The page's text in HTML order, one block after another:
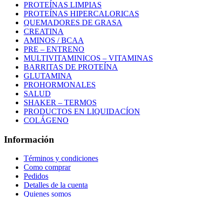
PROTEÍNAS LIMPIAS
PROTEÍNAS HIPERCALORICAS
QUEMADORES DE GRASA
CREATINA
AMINOS / BCAA
PRE – ENTRENO
MULTIVITAMINICOS – VITAMINAS
BARRITAS DE PROTEÍNA
GLUTAMINA
PROHORMONALES
SALUD
SHAKER – TERMOS
PRODUCTOS EN LIQUIDACÍON
COLÁGENO
Información
Términos y condiciones
Como comprar
Pedidos
Detalles de la cuenta
Quienes somos